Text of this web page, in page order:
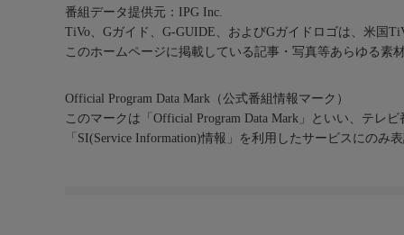
番組データ提供元：IPG Inc.
TiVo、Gガイド、G-GUIDE、およびGガイドロゴは、米国
このホームページに掲載している記事・写真等あらゆる素
Official Program Data Mark（公式番組情報マーク）
このマークは「Official Program Data Mark」といい、テレ
「SI(Service Information)情報」を利用したサービスにのみ